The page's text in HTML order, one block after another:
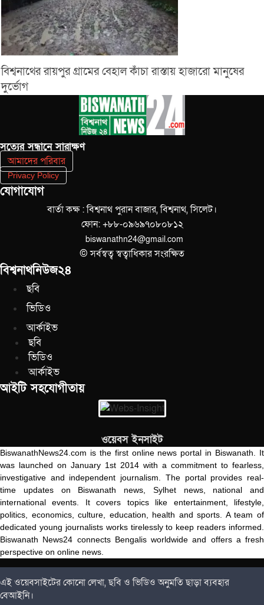
বিশ্বনাথের রায়পুর গ্রামের বেহাল কাঁচা রাস্তায় হাজারো মানুষের
দুর্ভোগ
সত‌্যের সন্ধানে সারাক্ষণ
আমাদের পরিবার
Privacy Policy
যোগাযোগ
বার্তা কক্ষ : বিশ্বনাথ পুরান বাজার, বিশ্বনাথ, সিলেট।
ফোন: +৮৮-০৯৬৯৭০৮০৮১২
biswanathn24@gmail.com
© সর্বস্বত্ব স্বত্বাধিকার সংরক্ষিত
বিশ্বনাথনিউজ২৪
ছবি
ভিডিও
আর্কাইভ
ছবি
ভিডিও
আর্কাইভ
আইটি সহযোগীতায়
ওয়েবস ইনসাইট
BiswanathNews24.com is the first online news portal in Biswanath. It
was launched on January 1st 2014 with a commitment to fearless,
investigative and independent journalism. The portal provides real-
time updates on Biswanath news, Sylhet news, national and
international events. It covers topics like entertainment, lifestyle,
politics, economics, culture, education, health and sports. A team of
dedicated young journalists works tirelessly to keep readers informed.
Biswanath News24 connects Bengalis worldwide and offers a fresh
perspective on online news.
এই ওয়েবসাইটের কোনো লেখা, ছবি ও ভিডিও অনুমতি ছাড়া ব্যবহার
বেআইনি।